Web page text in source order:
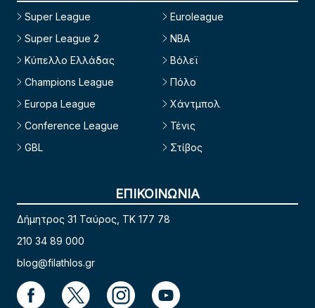
Super League
Super League 2
Κύπελλο Ελλάδας
Champions League
Europa League
Conference League
GBL
Euroleague
NBA
Βόλεϊ
Πόλο
Χάντμπολ
Τένις
Στίβος
ΕΠΙΚΟΙΝΩΝΙΑ
Δήμητρος 31 Ταύρος, TK 177 78
210 34 89 000
blog@filathlos.gr